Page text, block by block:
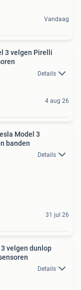
Vandaag
3 velgen Pirelli
Details
4 aug 26
Model 3
banden
Details
31 jul 26
velgen dunlop
Details